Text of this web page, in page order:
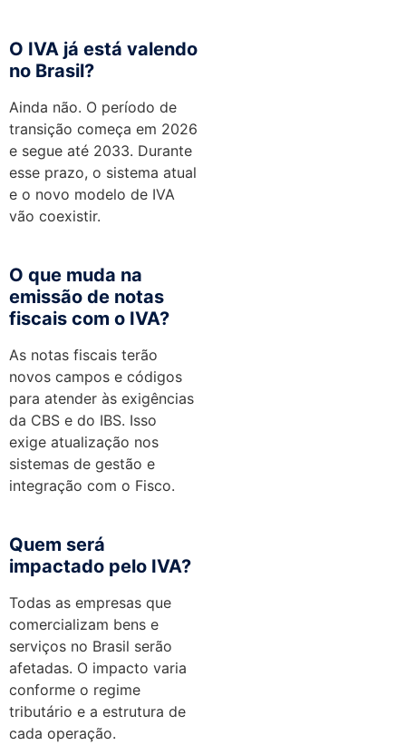
O IVA já está valendo
no Brasil?
Ainda não. O período de
transição começa em 2026
e segue até 2033. Durante
esse prazo, o sistema atual
e o novo modelo de IVA
vão coexistir.
O que muda na
emissão de notas
fiscais com o IVA?
As notas fiscais terão
novos campos e códigos
para atender às exigências
da CBS e do IBS. Isso
exige atualização nos
sistemas de gestão e
integração com o Fisco.
Quem será
impactado pelo IVA?
Todas as empresas que
comercializam bens e
serviços no Brasil serão
afetadas. O impacto varia
conforme o regime
tributário e a estrutura de
cada operação.